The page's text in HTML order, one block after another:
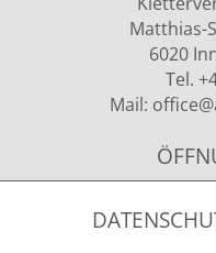
Matthias-
6020
Tel.
Mail: office
09.00 - 12.00